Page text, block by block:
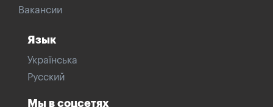
Вакансии
Язык
Українська
Русский
Мы в соцсетях